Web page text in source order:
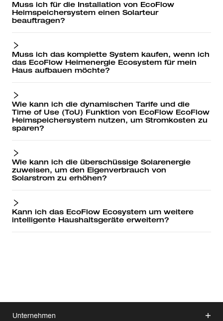
Muss ich für die Installation von EcoFlow
Heimspeichersystem einen Solarteur
beauftragen?
Muss ich das komplette System kaufen, wenn ich
das EcoFlow Heimenergie Ecosystem für mein
Haus aufbauen möchte?
Wie kann ich die dynamischen Tarife und die
Time of Use (ToU) Funktion von EcoFlow EcoFlow
Heimspeichersystem nutzen, um Stromkosten zu
sparen?
Wie kann ich die überschüssige Solarenergie
zuweisen, um den Eigenverbrauch von
Solarstrom zu erhöhen?
Kann ich das EcoFlow Ecosystem um weitere
intelligente Haushaltsgeräte erweitern?
Unternehmen